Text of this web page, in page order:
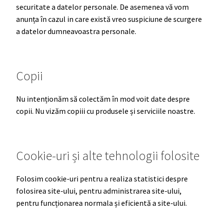
securitate a datelor personale. De asemenea vă vom
anunța în cazul in care există vreo suspiciune de scurgere
a datelor dumneavoastra personale.
Copii
Nu intenționăm să colectăm în mod voit date despre
copii. Nu vizăm copiii cu produsele și serviciile noastre.
Cookie-uri și alte tehnologii folosite
Folosim cookie-uri pentru a realiza statistici despre
folosirea site-ului, pentru administrarea site-ului,
pentru funcționarea normala și eficientă a site-ului.